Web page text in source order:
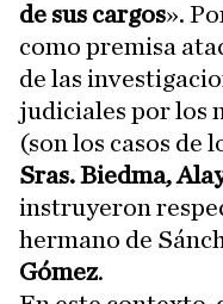
de sus cargos».
como premisa
de las
judiciales por los
(son los casos de
Sras. Biedma,
instruyeron
hermano de
Gómez.